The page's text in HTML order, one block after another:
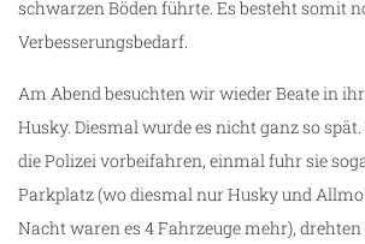
schwarzen Böden führte. Es besteht somit
Verbesserungsbedarf.
Am Abend besuchten wir wieder Beate in
Husky. Diesmal wurde es nicht ganz so
die Polizei vorbeifahren, einmal fuhr sie
Parkplatz (wo diesmal nur Husky und
Nacht waren es 4 Fahrzeuge mehr),